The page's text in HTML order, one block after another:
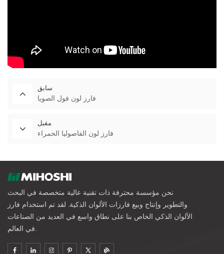
سابق
فارز لون فول الصويا
مقبل
فارز لون الفاصوليا الحمراء
نحن مؤسسة محترفة ذات تقنية عالية متخصصة في البحث
والتطوير وإنتاج وبيع فارزات الألوان الذكية. لقد تم استخدام فارز
الألوان الذكي الخاص بنا على نطاق واسع في العديد من الصناعات
في العالم.